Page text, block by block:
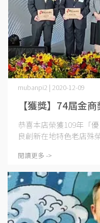
【獲獎】74屆金
mubanpi2 | 2020-12-09
恭喜本店榮獲109年「
良創新在地特色老店殊
閱讀更多 ->